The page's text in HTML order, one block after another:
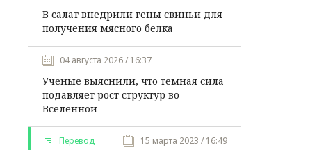
В салат внедрили гены свиньи для
получения мясного белка
04 августа 2026 / 16:37
Ученые выяснили, что темная сила
подавляет рост структур во
Вселенной
Перевод 15 марта 2023 / 16:49